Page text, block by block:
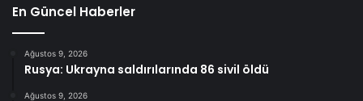
En Güncel Haberler
Ağustos 9, 2026
Rusya: Ukrayna saldırılarında 86 sivil öldü
Ağustos 9, 2026